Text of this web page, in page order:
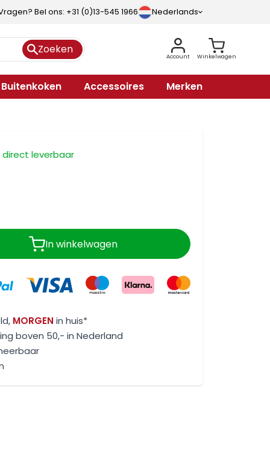
Bel ons: +31 (0)13-545 1966 Nederlands
Zoeken
Account Winkelwagen
Buitenkoken Accessoires
Merken
direct leverbaar
In winkelwagen
MORGEN in huis*
boven 50,- in Nederland